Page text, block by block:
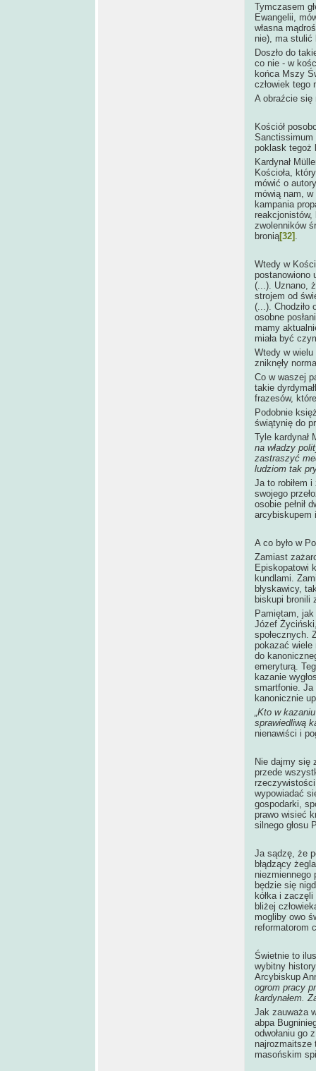
Tymczasem
Ewangelii,
własna
nie), ma stulić
Doszło do
co nie - w
końca Mszy
człowiek tego
A obraźcie się
Kościół
Sanctissimum
poklask tegoż
Kardynał
Kościoła,
mówić o
mówią nam,
kampania
reakcjonistów,
zwolenników
bronią[32] .
Wtedy w
postanowiono
(...). Uznano,
strojem od
(...). Chodziło
osobne
mamy
miała być
Wtedy w
zniknęły
Co w waszej
takie
frazesów,
Podobnie
świątynię do
Tyle kardynał
na władzy
zastraszyć
ludziom tak
Ja to robiłem
swojego
osobie pełnił
arcybiskupem
A co było w
Zamiast
Episkopatowi
kundlami.
błyskawicy,
biskupi bronili
Pamiętam,
Józef
społecznych.
pokazać wiele
do
emeryturą.
kazanie
smartfonie. Ja
kanonicznie
„Kto w
sprawiedliwą
nienawiści i
Nie dajmy się
przede
wypowiadać
gospodarki,
prawo wisieć
silnego głosu
Ja sądzę, że
błądzący
niezmiennego
będzie się
kółka i
bliżej
mogliby owo
reformatorom
Świetnie to
wybitny
Arcybiskup
ogrom pracy
kardynałem.
Jak zauważa
abpa
odwołaniu go
najrozmaitsze
masońskim